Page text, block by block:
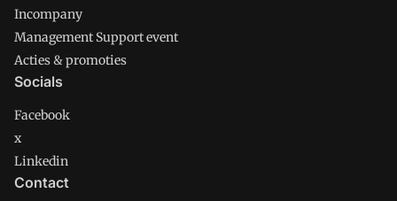
Incompany
Management Support event
Acties & promoties
Socials
Facebook
x
Linkedin
Contact